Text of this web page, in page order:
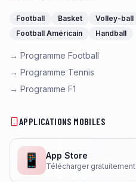
Football Basket Volley-ball
Football Américain
Handball
→ Programme Football
→ Programme Tennis
→ Programme F1
APPLICATIONS MOBILES
📱 App Store
Télécharger gratuitement